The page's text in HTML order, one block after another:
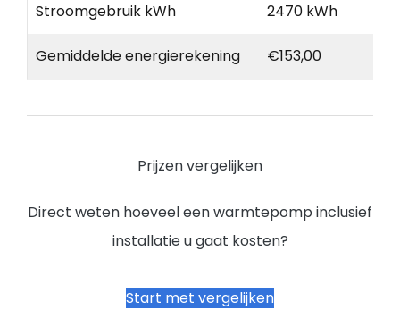
Stroomgebruik kWh 2470 kWh
Gemiddelde energierekening €153,00
Prijzen vergelijken
Direct weten hoeveel een warmtepomp inclusief
installatie u gaat kosten?
Start met vergelijken